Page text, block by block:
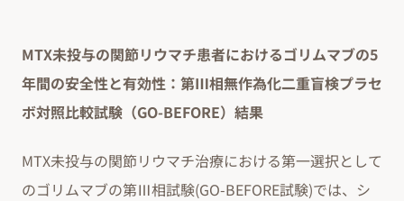
MTX未投与の関節リウマチ患者におけるゴリムマブの5
年間の安全性と有効性：第Ⅲ相無作為化二重盲検プラセ
ボ対照比較試験（GO-BEFORE）結果
MTX未投与の関節リウマチ治療における第一選択として
のゴリムマブの第Ⅲ相試験(GO-BEFORE試験)では、シ